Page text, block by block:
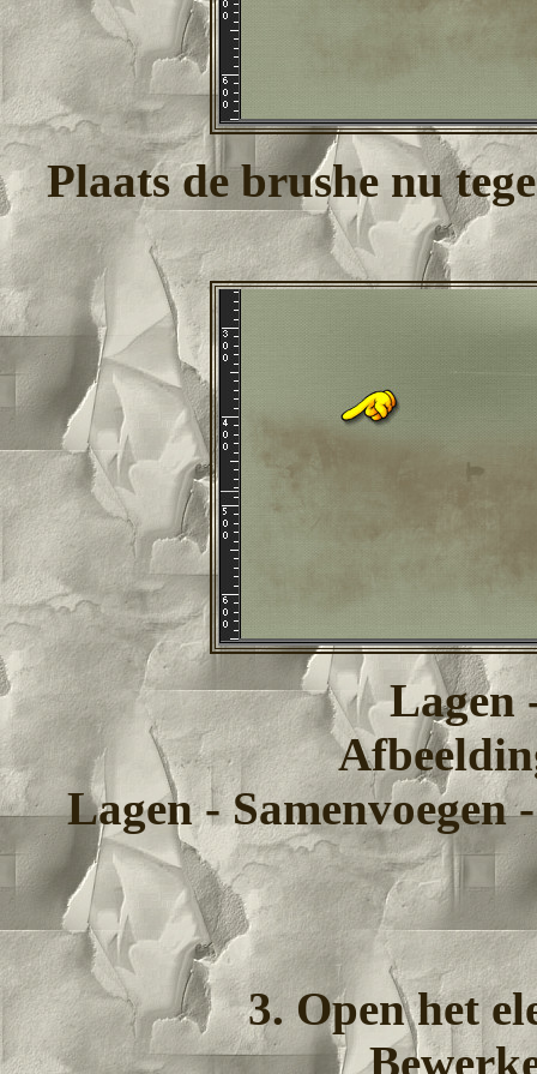
Plaats de brushe nu
Lagen
Lagen - Samenvoegen
3. Open het